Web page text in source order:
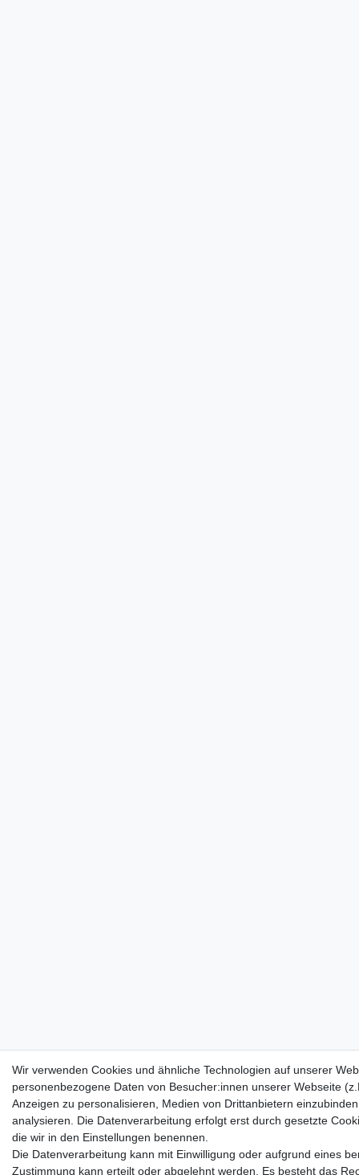
Wir verwenden Cookies und ähnliche Technologien auf unserer
personenbezogene Daten von Besucher:innen unserer Webseite
Anzeigen zu personalisieren, Medien von Drittanbietern
analysieren. Die Datenverarbeitung erfolgt erst durch gesetzte
die wir in den Einstellungen benennen.
Die Datenverarbeitung kann mit Einwilligung oder aufgrund eines
Zustimmung kann erteilt oder abgelehnt werden. Es besteht das